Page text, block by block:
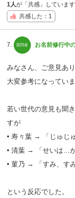
1人が「共感」しています
共感した：1
7. お名前修行中
みなさん、ご意見あ
大変参考になっていま
若い世代の意見も聞
すが
• 寿々葉 → 「じゅじ
• 清葉 → 「せいは…か
• 菫乃 → 「すみ、す
という反応でした。